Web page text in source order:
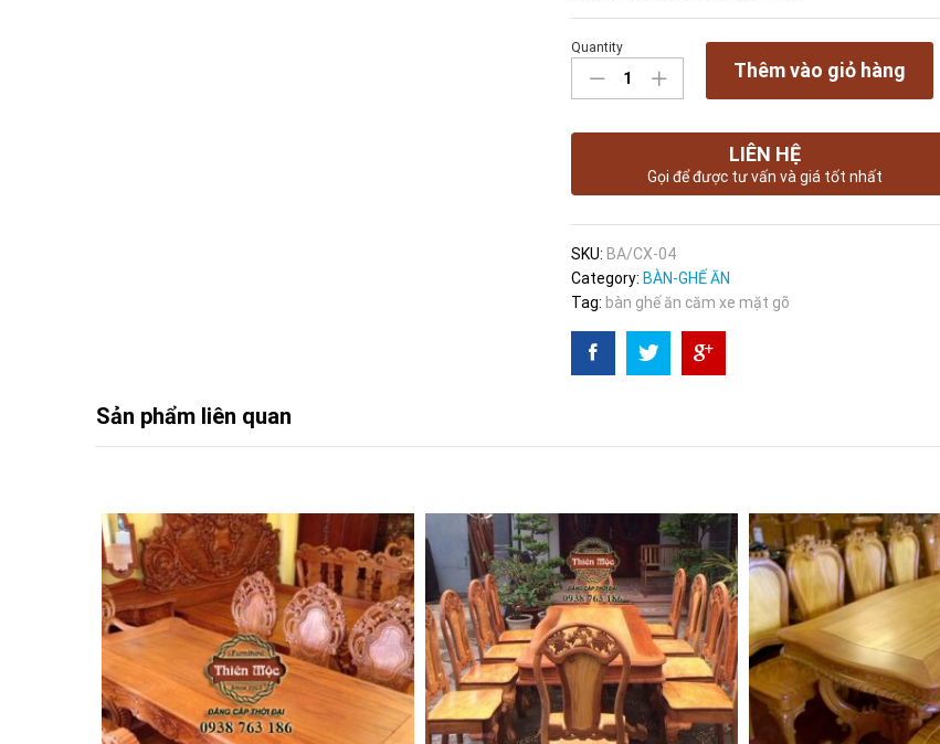
BÀN
GHẾ
ĂN
GÕ
quantity
Quantity
Thêm vào giỏ hàng
LIÊN HỆ
Gọi để được tư vấn và giá tốt nhất
SKU: BA/CX-04
Category: BÀN-GHẾ ĂN
Tag: bàn ghế ăn căm xe mặt gõ
Sản phẩm liên quan